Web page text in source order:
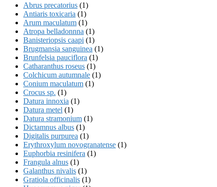
Abrus precatorius (1)
Antiaris toxicaria (1)
Arum maculatum (1)
Atropa belladonnna (1)
Banisteriopsis caapi (1)
Brugmansia sanguinea (1)
Brunfelsia pauciflora (1)
Catharanthus roseus (1)
Colchicum autumnale (1)
Conium maculatum (1)
Crocus sp. (1)
Datura innoxia (1)
Datura metel (1)
Datura stramonium (1)
Dictamnus albus (1)
Digitalis purpurea (1)
Erythroxylum novogranatense (1)
Euphorbia resinifera (1)
Frangula alnus (1)
Galanthus nivalis (1)
Gratiola officinalis (1)